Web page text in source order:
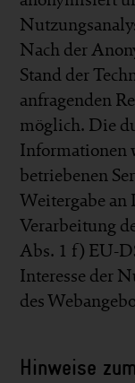
Nach der
Stand der
anfragenden
möglich. Die
Informationen
betriebenen
Weitergabe
Verarbeitung
Abs. 1 f) EU-
Interesse der
des
Hinweise